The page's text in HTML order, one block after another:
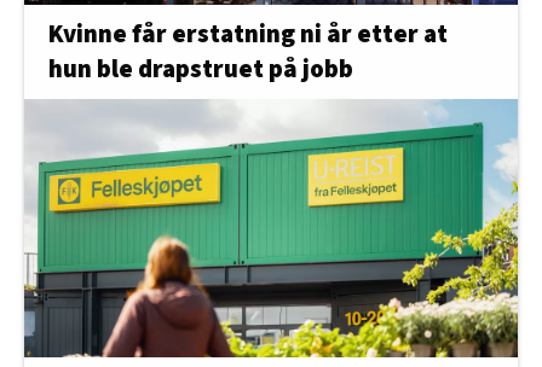
Kvinne får erstatning ni år etter at
hun ble drapstruet på jobb